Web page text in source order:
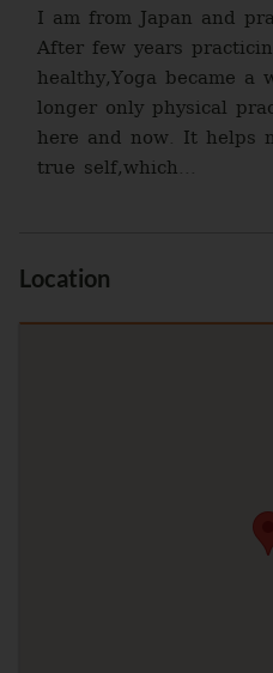
I am from Japan and
After few years
healthy,Yoga became
longer only physical
here and now. It helps
true self,which...
Location